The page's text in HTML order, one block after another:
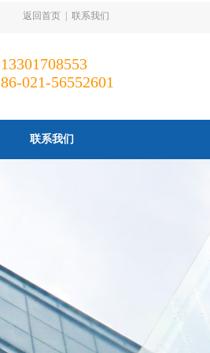
返回首页 联系我们
13301708553
86-021-56552601
联系我们